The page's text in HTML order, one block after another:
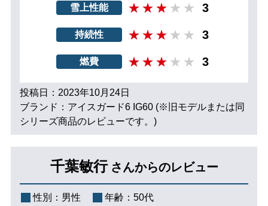
雪上性能 3
持続性 3
燃費 3
投稿日：2023年10月24日
ブランド：アイスガード6 IG60 (※旧モデルまたは同
シリーズ商品のレビューです。)
千葉敏行 さんからのレビュー
性別： 男性 年齢： 50代